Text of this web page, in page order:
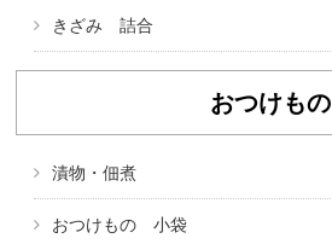
きざみ 詰合
おつけもの
漬物・佃煮
おつけもの 小袋